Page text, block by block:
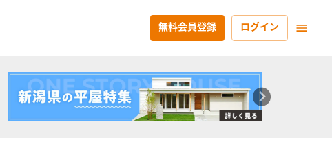
無料会員登録 ログイン